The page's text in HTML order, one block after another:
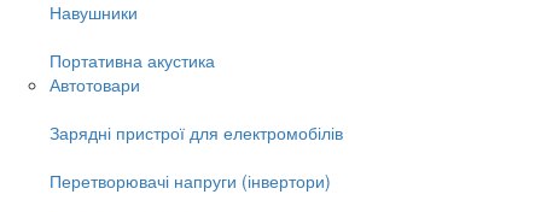
Навушники
Портативна акустика
Автотовари
Зарядні пристрої для електромобілів
Перетворювачі напруги (інвертори)